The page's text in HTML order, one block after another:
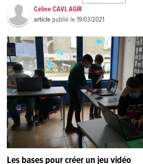
Céline CAVL AGIR
article publié le19/03/2021
Les bases pour créer un jeu vidéo